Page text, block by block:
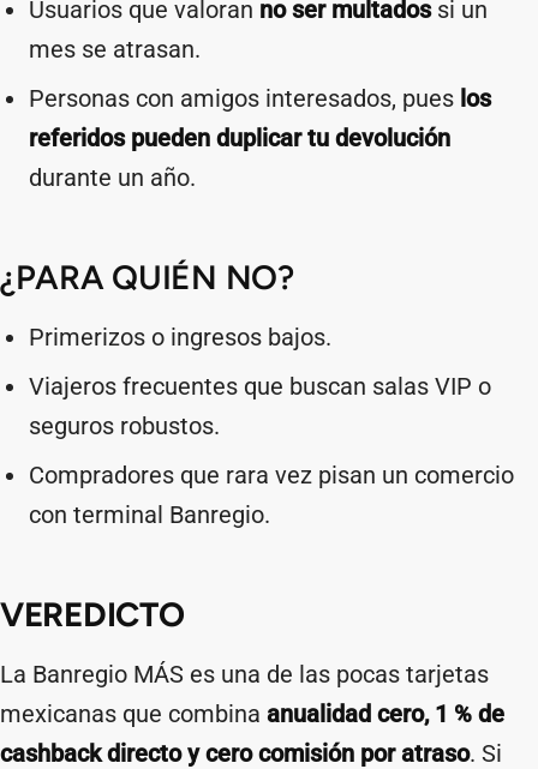
Usuarios que valoran no ser multadossi un
mes se atrasan.
Personas con amigos interesados, pues los
referidos pueden duplicar tu devolución
durante un año.
¿PARA QUIÉN NO?
Primerizos o ingresos bajos.
Viajeros frecuentes que buscan salas VIP o
seguros robustos.
Compradores que rara vez pisan un comercio
con terminal Banregio.
VEREDICTO
La Banregio MÁS es una de las pocas tarjetas
mexicanas que combina anualidad cero, 1 % de
cashback directo y cero comisión por atraso. Si